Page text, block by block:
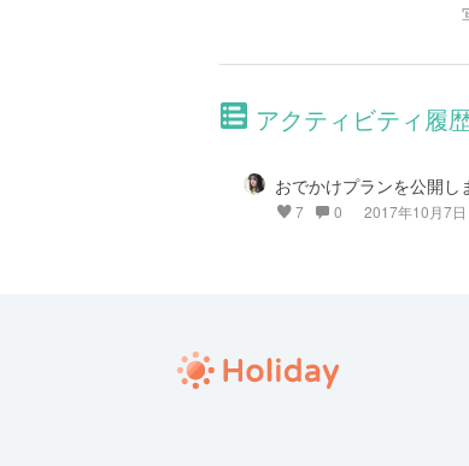
アクティビティ履
おでかけプランを公開し
7 0 2017年10月7日